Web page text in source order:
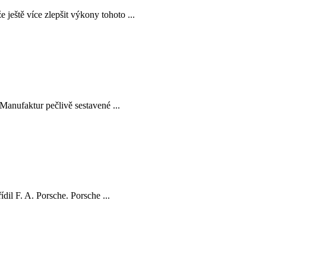
ještě více zlepšit výkony tohoto ...
pečlivě sestavené ...
F. A. Porsche. Porsche ...